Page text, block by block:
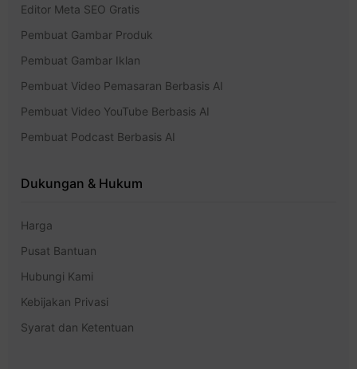
Editor Meta SEO Gratis
Pembuat Gambar Produk
Pembuat Gambar Iklan
Pembuat Video Pemasaran Berbasis AI
Pembuat Video YouTube Berbasis AI
Pembuat Podcast Berbasis AI
Dukungan & Hukum
Harga
Pusat Bantuan
Hubungi Kami
Kebijakan Privasi
Syarat dan Ketentuan